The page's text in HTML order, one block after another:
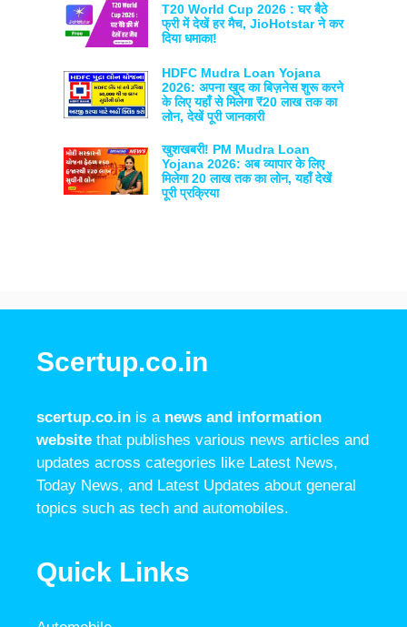
T20 World Cup 2026 : घर बैठे
फ्री में देखें हर मैच, JioHotstar ने कर
दिया धमाका!
HDFC Mudra Loan Yojana
2026: अपना खुद का बिज़नेस शुरू करने
के लिए यहाँ से मिलेगा ₹20 लाख तक का
लोन, देखें पूरी जानकारी
खुशखबरी! PM Mudra Loan
Yojana 2026: अब व्यापार के लिए
मिलेगा 20 लाख तक का लोन, यहाँ देखें
पूरी प्रक्रिया
Scertup.co.in
scertup.co.in is a news and information
website that publishes various news articles and
updates across categories like Latest News,
Today News, and Latest Updates about general
topics such as tech and automobiles.
Quick Links